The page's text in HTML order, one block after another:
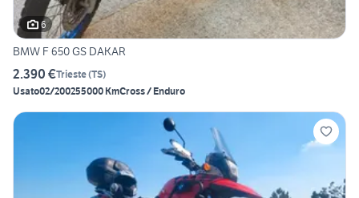
6
BMW F 650 GS DAKAR
2.390 €Trieste(TS)
Usato02/200255000 KmCross / Enduro